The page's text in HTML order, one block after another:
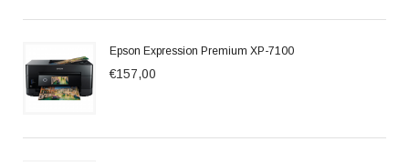
Epson Expression Premium XP-7100
€157,00